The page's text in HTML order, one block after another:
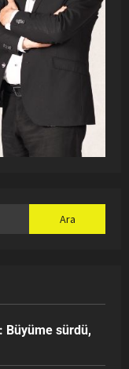
Büyüme sürdü,